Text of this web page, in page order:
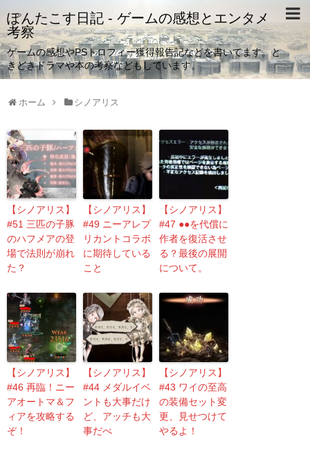
ぽんたこす日記 - ゲームの感想とエンタメ
考察
ゲームの感想やPSトロフィー獲得報告記などを書いてます。と
きどきドラマや本の考察などもしています。
ホーム シノアリス
【シノアリス】
#51 三匹の子豚
のハフメアの登
場で法則が崩れ
た？
【シノアリス】
#49 ニーアレプ
リカントコラボ
に期待している
こと
【シノアリス】
#47 ●●を代償に
作者を復活させ
る？最後の展開
について。
【シノアリス】
#46 再臨！ニー
アオートマ＆フ
ィアを攻略する
ぞ！
【シノアリス】
#44 メダルイベ
ントも大事だけ
ど、アッチも大
事だべ
【シノアリス】
#43 ワイの至高
の装備セット変
更、見せつけて
やるよ！